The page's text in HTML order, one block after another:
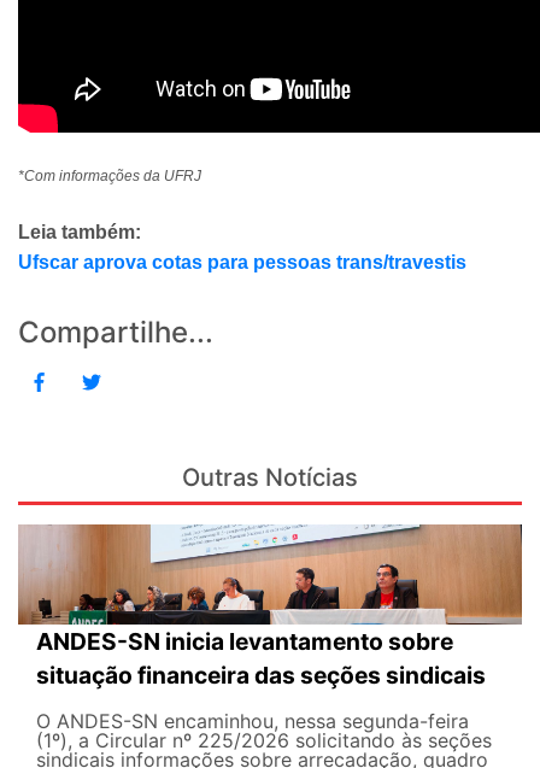
*Com informações da UFRJ
Leia também:
Ufscar aprova cotas para pessoas trans/travestis
Compartilhe...
Outras Notícias
ANDES-SN inicia levantamento sobre
situação financeira das seções sindicais
O ANDES-SN encaminhou, nessa segunda-feira
(1º), a Circular nº 225/2026 solicitando às seções
sindicais informações sobre arrecadação, quadro